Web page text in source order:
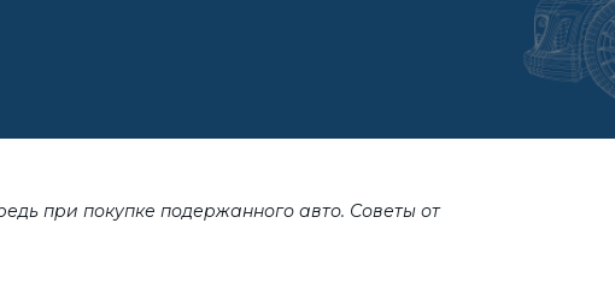
при покупке подержанного авто. Советы от